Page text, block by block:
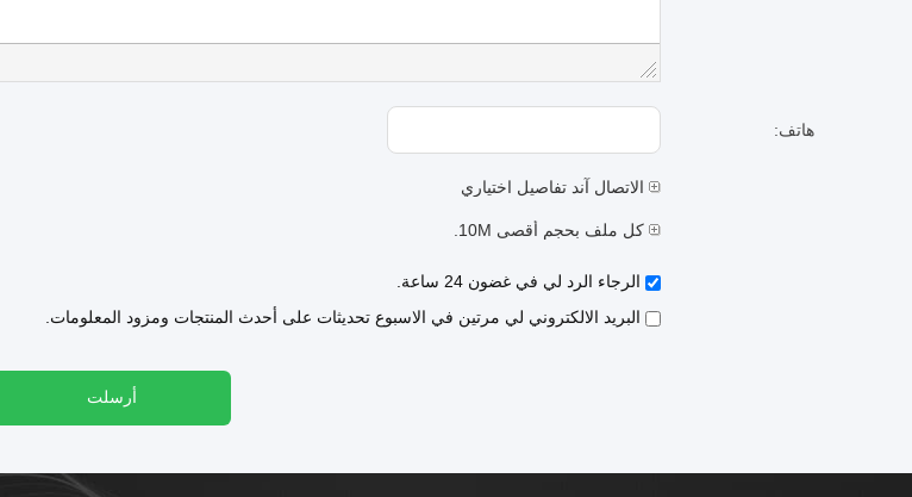
هاتف:
الاتصال آند تفاصيل اختياري
كل ملف بحجم أقصى 10M.
الرجاء الرد لي في غضون 24 ساعة.
البريد الالكتروني لي مرتين في الاسبوع تحديثات على أحدث المنتجات ومزود المعلومات.